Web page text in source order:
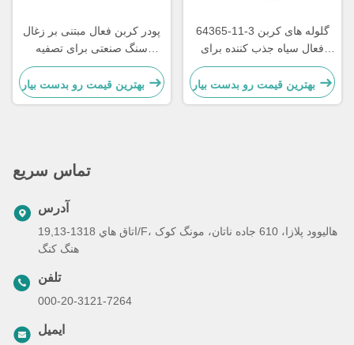
پودر کربن فعال مبتنی بر زغال
سنگ صنعتی برای تصفیه
فاضلاب
بهترین قیمت رو بدست بیار
64365-11-3 گلوله های کربن
فعال سیاه جذب کننده برای
تصفیه گاز
بهترین قیمت رو بدست بیار
تماس سریع
آدرس
اتاق هاي 1318-19,13/F، هالیوود پلازا، 610 جاده ناتان، مونگ کوک
هنگ کنگ
تلفن
000-20-3121-7264
ایمیل